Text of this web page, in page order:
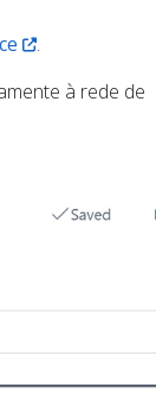
.
à rede de